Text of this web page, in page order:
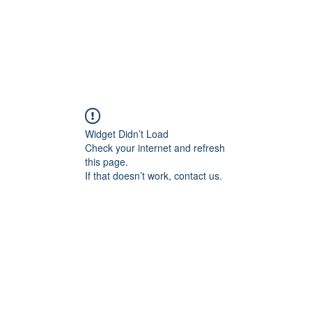
Widget Didn’t Load
Check your internet and refresh
this page.
If that doesn’t work, contact us.